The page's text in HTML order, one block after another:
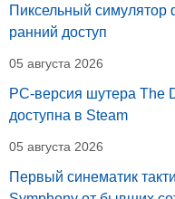
Пиксельный
ранний доступ
05 августа 2026
PC-версия шутера The
доступна в Steam
05 августа 2026
Первый синематик